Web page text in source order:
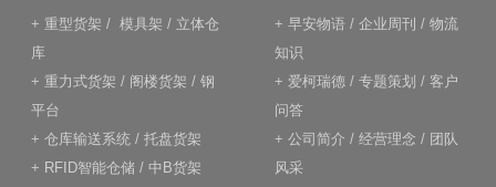
+ 重型货架 / 模具架 / 立体仓
库
+ 重力式货架 / 阁楼货架 / 钢
平台
+ 仓库输送系统 / 托盘货架
+ RFID智能仓储 / 中B货架
+ 早安物语 / 企业周刊 / 物流
知识
+ 爱柯瑞德 / 专题策划 / 客户
问答
+ 公司简介 / 经营理念 / 团队
风采